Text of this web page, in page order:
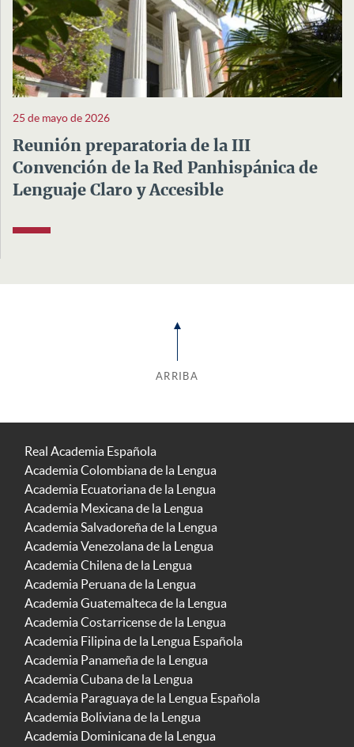
25 de mayo de 2026
Reunión preparatoria de la III
Convención de la Red Panhispánica de
Lenguaje Claro y Accesible
ARRIBA
Real Academia Española
Academia Colombiana de la Lengua
Academia Ecuatoriana de la Lengua
Academia Mexicana de la Lengua
Academia Salvadoreña de la Lengua
Academia Venezolana de la Lengua
Academia Chilena de la Lengua
Academia Peruana de la Lengua
Academia Guatemalteca de la Lengua
Academia Costarricense de la Lengua
Academia Filipina de la Lengua Española
Academia Panameña de la Lengua
Academia Cubana de la Lengua
Academia Paraguaya de la Lengua Española
Academia Boliviana de la Lengua
Academia Dominicana de la Lengua